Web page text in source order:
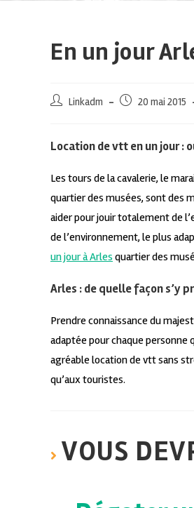
En un jour
Linkadm 20 mai 2015
Location de vtt en un jour :
Les tours de la cavalerie, le
quartier des musées, sont des
aider pour jouir totalement de
de l’environnement, le plus
un jour à Arles quartier des
Arles : de quelle façon s’y
Prendre connaissance du
adaptée pour chaque personne
agréable location de vtt sans
qu’aux touristes.
VOUS